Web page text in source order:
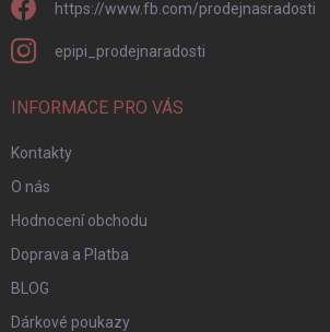
https://www.fb.com/prodejnasradosti
epipi_prodejnaradosti
INFORMACE PRO VÁS
Kontakty
O nás
Hodnocení obchodu
Doprava a Platba
BLOG
Dárkové poukazy